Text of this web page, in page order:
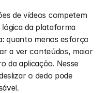
de vídeos competem
da plataforma
quanto menos esforço
a ver conteúdos, maior
da aplicação. Nesse
o dedo pode